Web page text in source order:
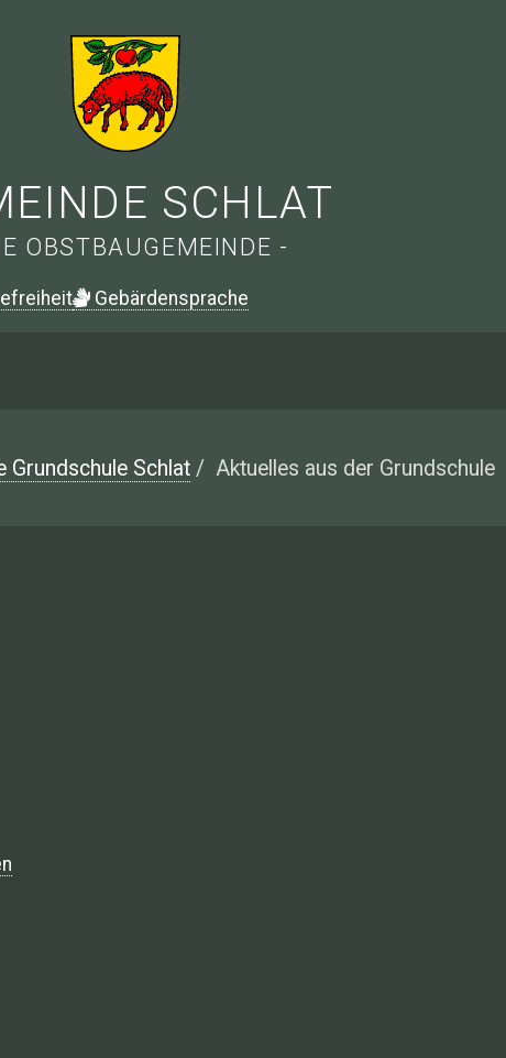
SCHLAT
OBSTBAUGEMEINDE -
Gebärdensprache
Grundschule Schlat / Aktuelles aus der Grundschule